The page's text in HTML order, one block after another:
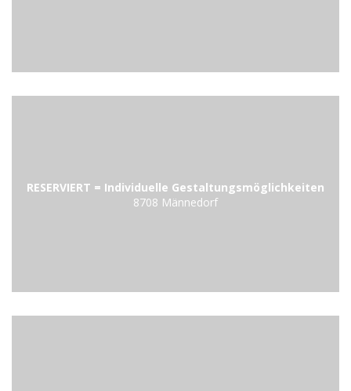
RESERVIERT = Individuelle Gestaltungsmöglichkeiten
8708 Männedorf